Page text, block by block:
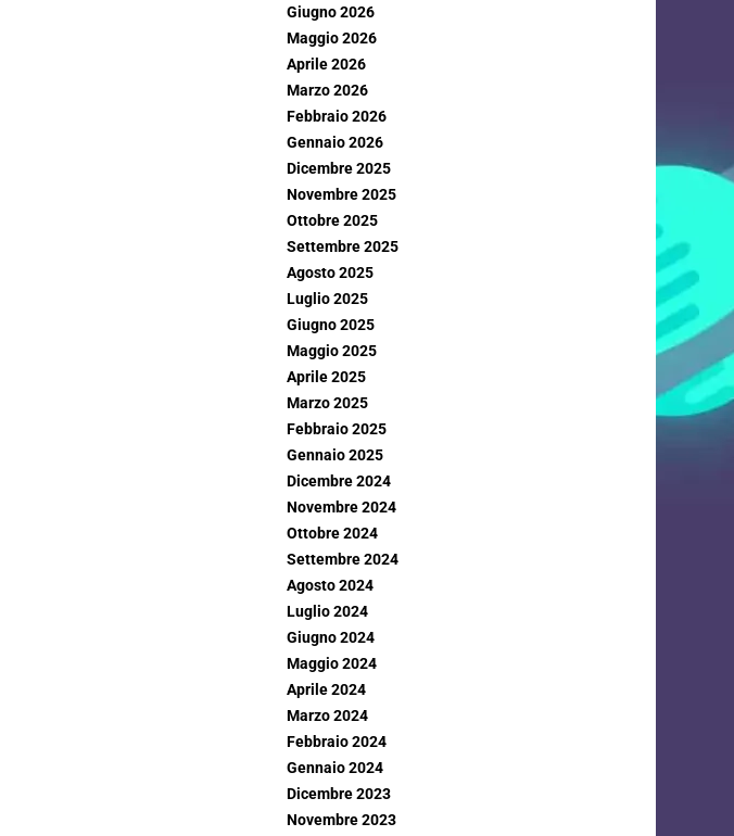
Giugno 2026
Maggio 2026
Aprile 2026
Marzo 2026
Febbraio 2026
Gennaio 2026
Dicembre 2025
Novembre 2025
Ottobre 2025
Settembre 2025
Agosto 2025
Luglio 2025
Giugno 2025
Maggio 2025
Aprile 2025
Marzo 2025
Febbraio 2025
Gennaio 2025
Dicembre 2024
Novembre 2024
Ottobre 2024
Settembre 2024
Agosto 2024
Luglio 2024
Giugno 2024
Maggio 2024
Aprile 2024
Marzo 2024
Febbraio 2024
Gennaio 2024
Dicembre 2023
Novembre 2023